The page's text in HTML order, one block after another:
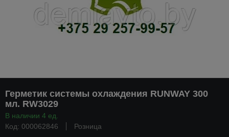
Герметик системы охлаждения RUNWAY 300
мл. RW3029
В наличии 4 ед.
Код: 000062846
Розница